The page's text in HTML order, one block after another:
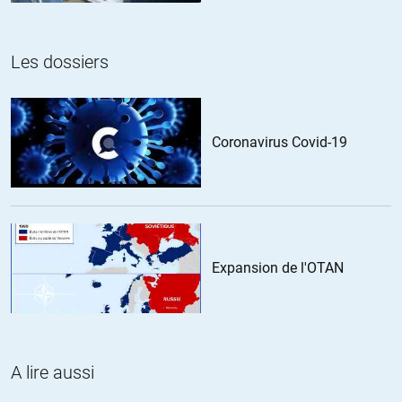
Sceptique//20.06.2020 à 10h25
Quel crédit à apporter à trois chercheurs en économie. J’ai quand
même l’impression que l’outil mathématique, ses indicateurs
apportent beaucoup plus de biais et d’erreurs que de véritables
conclusions. Je reste toujours méfiant par « une étude »‘.
Attendons confirmations par d’autres études, mais sur ce sujet, il
n’y aura pas de consensus, tout comme il y a pu avoir au rassemble
évangélique dans l’est de la France.
ALERTER
Mais même d’autres études… les statistiques restent des
Les dossiers
Coronavirus Covid-19
Expansion de l'OTAN
A lire aussi